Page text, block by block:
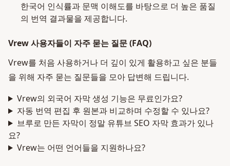
한국어 인식률과 문맥 이해도를 바탕으로 더 높은 품질
의 번역 결과물을 제공합니다.
Vrew 사용자들이 자주 묻는 질문 (FAQ)
Vrew를 처음 사용하거나 더 깊이 있게 활용하고 싶은 분들
을 위해 자주 묻는 질문들을 모아 답변해 드립니다.
Vrew의 외국어 자막 생성 기능은 무료인가요?
자동 번역 편집 후 원본과 비교하며 수정할 수 있나요?
브루로 만든 자막이 정말 유튜브 SEO 자막 효과가 있나
요?
Vrew는 어떤 언어들을 지원하나요?